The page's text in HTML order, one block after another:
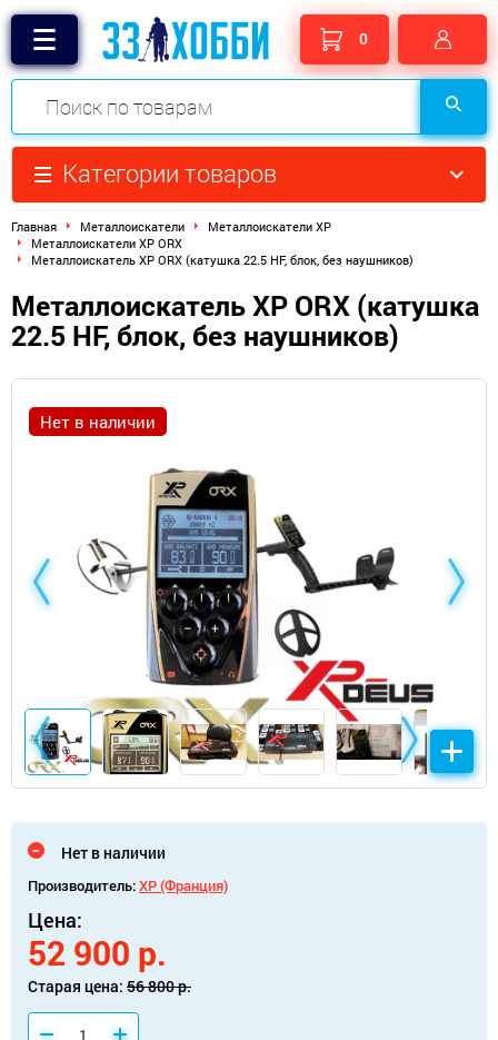
0
Категории товаров
Главная Металлоискатели
Металлоискатели XP
Металлоискатели XP ORX
Металлоискатель XP ORX (катушка 22.5 HF, блок, без наушников)
Металлоискатель XP ORX (катушка
22.5 HF, блок, без наушников)
Нет в наличии
Нет в наличии
Производитель:XP (Франция)
Цена:
52 900 р.
Старая цена: 56 800 р.